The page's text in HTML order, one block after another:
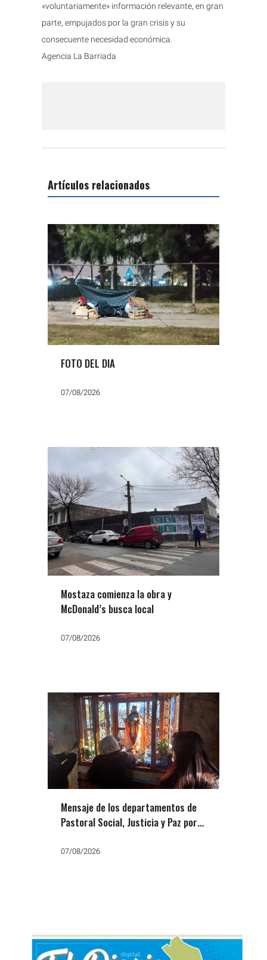
«voluntariamente» información relevante, en gran
parte, empujados por la gran crisis y su
consecuente necesidad económica.
Agencia La Barriada
Artículos relacionados
FOTO DEL DIA
07/08/2026
Mostaza comienza la obra y
McDonald’s busca local
07/08/2026
Mensaje de los departamentos de
Pastoral Social, Justicia y Paz por
trabajo, el pan y la paz»
07/08/2026